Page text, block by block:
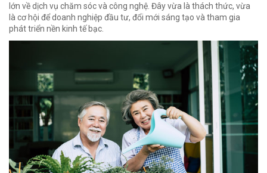
lớn về dịch vụ chăm sóc và công nghệ. Đây vừa là thách thức, vừa
là cơ hội để doanh nghiệp đầu tư, đổi mới sáng tạo và tham gia
phát triển nền kinh tế bạc.